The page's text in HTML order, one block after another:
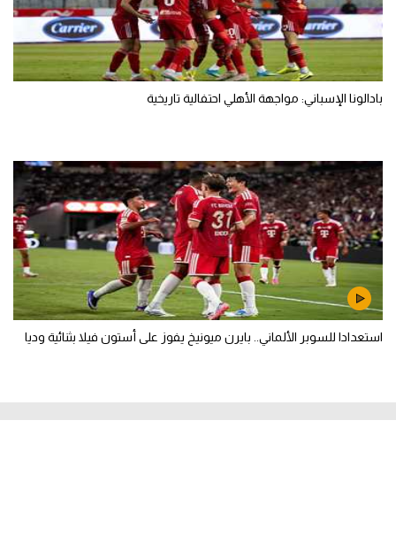
بادالونا الإسباني: مواجهة الأهلي احتفالية تاريخية
استعدادا للسوبر الألماني.. بايرن ميونيخ يفوز على أستون فيلا بثنائية وديا